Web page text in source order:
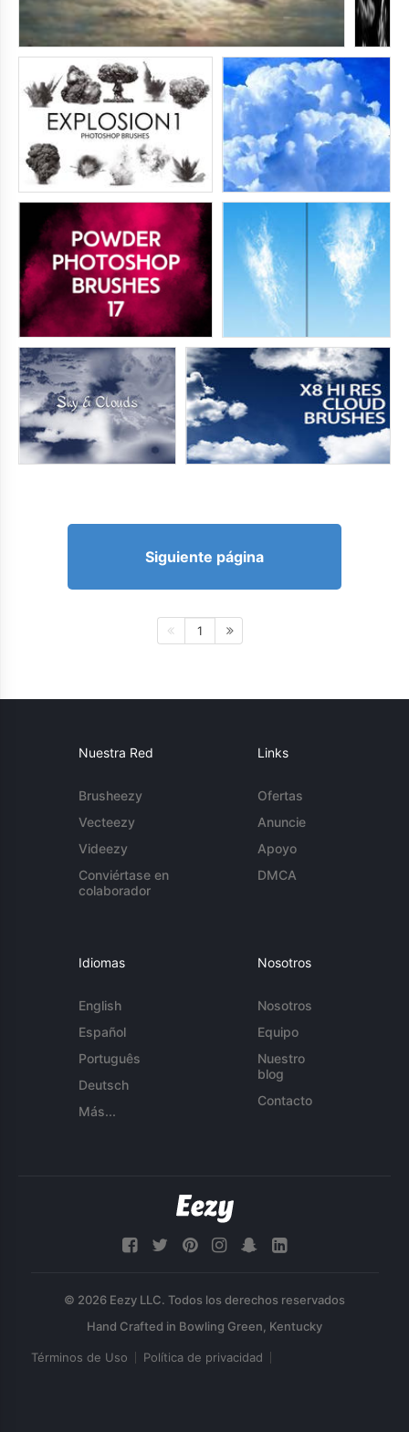
Siguiente página
1
Nuestra Red
Brusheezy
Vecteezy
Videezy
Conviértase en
colaborador
Links
Ofertas
Anuncie
Apoyo
DMCA
Idiomas
English
Español
Português
Deutsch
Más...
Nosotros
Nosotros
Equipo
Nuestro
blog
Contacto
© 2026 Eezy LLC. Todos los derechos reservados
Términos de Uso Política de privacidad